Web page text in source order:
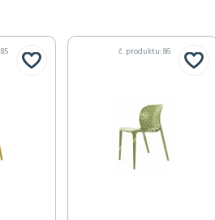
č. produktu: 86